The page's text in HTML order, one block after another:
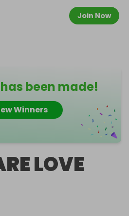
Join Now
been made!
Winners
LOVE